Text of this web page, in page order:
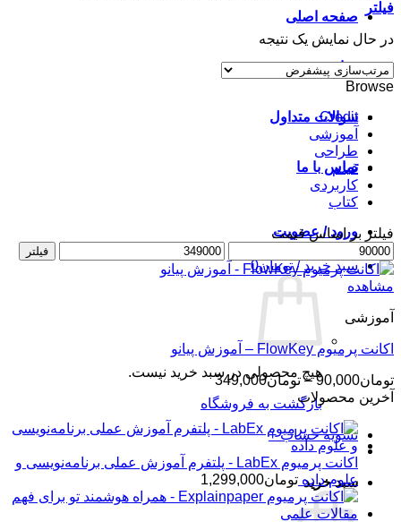
صفحه اصلی
قوانین
سوالات متداول
تماس با ما
ورود / عضویت
سبد خرید /تومان0
هیچ محصولی در سبد خرید نیست.
بازگشت به فروشگاه
تسویه حساب +
سبد خرید
فیلتر
در حال نمایش یک نتیجه
Browse
Credit
آموزشی
طراحی
فیلم
کاربردی
کتاب
فیلتر بر اساس قیمت
حداقل
قیمت
حداکثر
قیمت
فیلتر
مشاهده
آموزشی
اکانت پرمیوم FlowKey – آموزش پیانو
تومان90,000
– تومان349,000محدوده
قیمت:
تا
آخرین محصولات
اکانت پرمیوم LabEx - پلتفرم آموزش عملی برنامه‌نویسی و
علوم داده تومان1,299,000